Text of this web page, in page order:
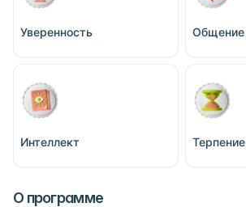
Уверенность Общение
Интеллект Терпение
О программе